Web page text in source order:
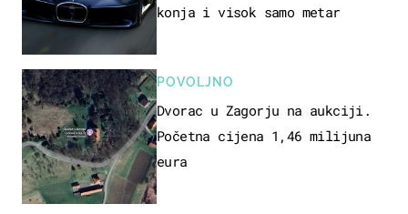
konja i visok samo metar
POVOLJNO
Dvorac u Zagorju na aukciji.
Početna cijena 1,46 milijuna
eura